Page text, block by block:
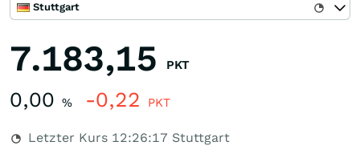
Stuttgart
7.183,15 PKT
0,00 % -0,22 PKT
Letzter Kurs 12:26:17 Stuttgart